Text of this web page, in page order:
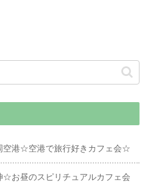
空港☆空港で旅行好きカフェ会☆
お昼のスピリチュアルカフェ会